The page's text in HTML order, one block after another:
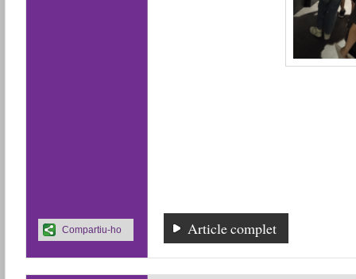
Article complet
Compartiu-ho